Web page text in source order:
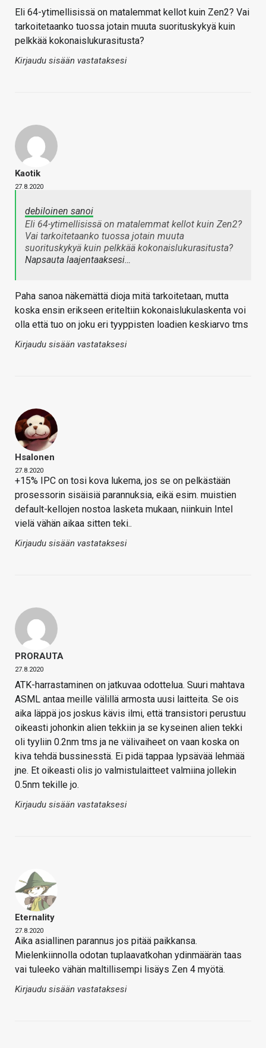
Eli 64-ytimellisissä on matalemmat kellot kuin Zen2? Vai
tarkoitetaanko tuossa jotain muuta suorituskykyä kuin
pelkkää kokonaislukurasitusta?
Kirjaudu sisään vastataksesi
Kaotik
27.8.2020
debiloinen sanoi
Eli 64-ytimellisissä on matalemmat kellot kuin Zen2?
Vai tarkoitetaanko tuossa jotain muuta
suorituskykyä kuin pelkkää kokonaislukurasitusta?
Napsauta laajentaaksesi…
Paha sanoa näkemättä dioja mitä tarkoitetaan, mutta
koska ensin erikseen eriteltiin kokonaislukulaskenta voi
olla että tuo on joku eri tyyppisten loadien keskiarvo tms
Kirjaudu sisään vastataksesi
Hsalonen
27.8.2020
+15% IPC on tosi kova lukema, jos se on pelkästään
prosessorin sisäisiä parannuksia, eikä esim. muistien
default-kellojen nostoa lasketa mukaan, niinkuin Intel
vielä vähän aikaa sitten teki..
Kirjaudu sisään vastataksesi
PRORAUTA
27.8.2020
ATK-harrastaminen on jatkuvaa odottelua. Suuri mahtava
ASML antaa meille välillä armosta uusi laitteita. Se ois
aika läppä jos joskus kävis ilmi, että transistori perustuu
oikeasti johonkin alien tekkiin ja se kyseinen alien tekki
oli tyyliin 0.2nm tms ja ne välivaiheet on vaan koska on
kiva tehdä bussinesstä. Ei pidä tappaa lypsävää lehmää
jne. Et oikeasti olis jo valmistulaitteet valmiina jollekin
0.5nm tekille jo.
Kirjaudu sisään vastataksesi
Eternality
27.8.2020
Aika asiallinen parannus jos pitää paikkansa.
Mielenkiinnolla odotan tuplaavatkohan ydinmäärän taas
vai tuleeko vähän maltillisempi lisäys Zen 4 myötä.
Kirjaudu sisään vastataksesi